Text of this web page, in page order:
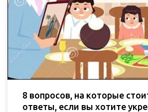
8 вопросов, на которые
ответы, если вы хотите